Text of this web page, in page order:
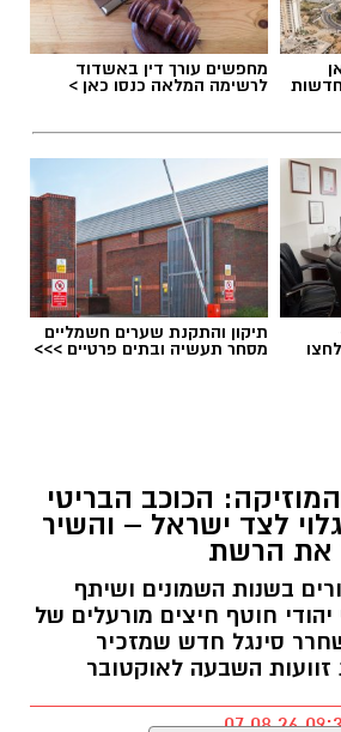
מחפשים עורך דין באשדוד
לרשימה המלאה כנסו כאן >
תיקון והתקנת שערים חשמליים
מסחר תעשיה ובתים פרטיים >>>
הכוכב הבריטי
לצד ישראל – והשיר
את הרשת
בשנות השמונים ושיתף
חוטף חיצים מורעלים של
סינגל חדש שמזכיר
השבעה לאוקטובר